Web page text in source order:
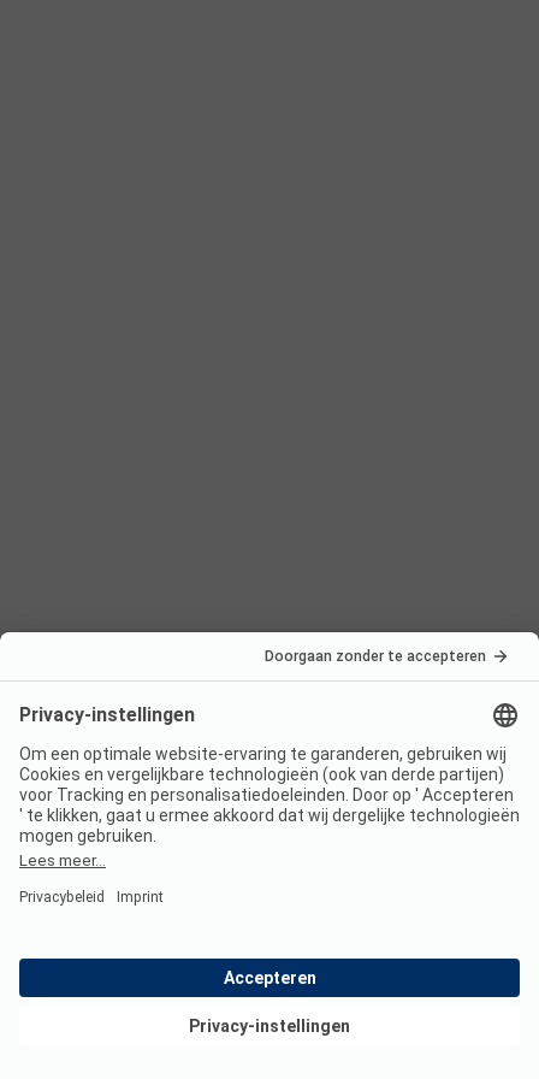
Frankrijk
Italië
Kroatië
Oostenrijk
Vakantiebestemmingen